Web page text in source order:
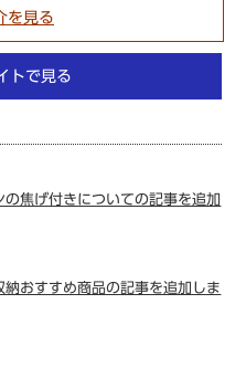
を見る
トで見る
焦げ付きについての記事を追加
おすすめ商品の記事を追加しま